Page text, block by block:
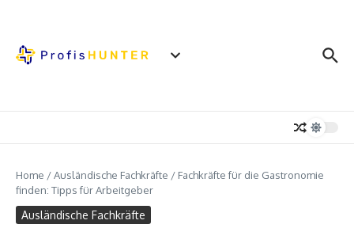
Home /Ausländische Fachkräfte / Fachkräfte für die Gastronomie
finden: Tipps für Arbeitgeber
Ausländische Fachkräfte